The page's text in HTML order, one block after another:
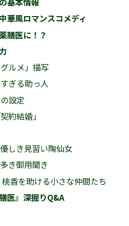
華風ロマンスコメディ
膳医に！？
ルメ」描写
ぎる助っ人
設定
約結婚」
しき見習い陶仙女
き御用聞き
香を助ける小さな仲間たち
医』深掘りQ&A